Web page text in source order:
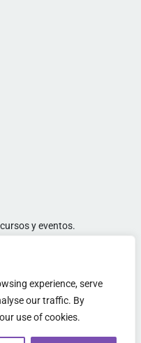
experience, serve
our traffic. By
use of cookies.
y eventos.